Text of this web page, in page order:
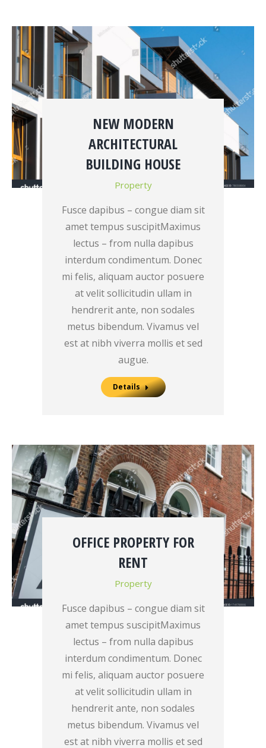
NEW MODERN
ARCHITECTURAL
BUILDING HOUSE
Property
Fusce dapibus – congue diam sit
amet tempus suscipitMaximus
lectus – from nulla dapibus
interdum condimentum. Donec
mi felis, aliquam auctor posuere
at velit sollicitudin ullam in
hendrerit ante, non sodales
metus bibendum. Vivamus vel
est at nibh viverra mollis et sed
augue.
Details
OFFICE PROPERTY FOR
RENT
Property
Fusce dapibus – congue diam sit
amet tempus suscipitMaximus
lectus – from nulla dapibus
interdum condimentum. Donec
mi felis, aliquam auctor posuere
at velit sollicitudin ullam in
hendrerit ante, non sodales
metus bibendum. Vivamus vel
est at nibh viverra mollis et sed